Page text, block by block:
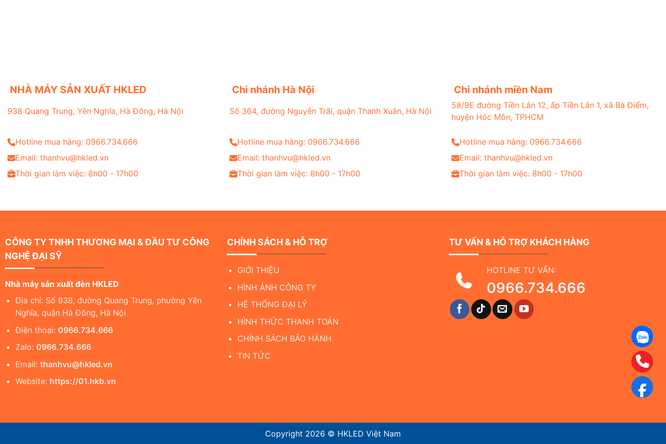
NHÀ MÁY SẢN XUẤT HKLED
938 Quang Trung, Yên Nghĩa, Hà Đông, Hà Nội
Hotline mua hàng: 0966.734.666
Email: thanhvu@hkled.vn
Thời gian làm việc: 8h00 - 17h00
Chi nhánh Hà Nội
Số 364, đường Nguyễn Trãi, quận Thanh Xuân, Hà Nội
Hotline mua hàng: 0966.734.666
Email: thanhvu@hkled.vn
Thời gian làm việc: 8h00 - 17h00
Chi nhánh miền Nam
58/9E đường Tiền Lân 12, ấp Tiền Lân 1, xã Bà Điểm,
huyện Hóc Môn, TPHCM
Hotline mua hàng: 0966.734.666
Email: thanhvu@hkled.vn
Thời gian làm việc: 8h00 - 17h00
CÔNG TY TNHH THƯƠNG MẠI & ĐẦU TƯ CÔNG
NGHỆ ĐẠI SỸ
Nhà máy sản xuất đèn HKLED
Địa chỉ: Số 938, đường Quang Trung, phường Yên
Nghĩa, quận Hà Đông, Hà Nội
Điện thoại: 0966.734.666
Zalo: 0966.734.666
Email: thanhvu@hkled.vn
Website: https://01.hkb.vn
CHÍNH SÁCH & HỖ TRỢ
GIỚI THIỆU
HÌNH ẢNH CÔNG TY
HỆ THỐNG ĐẠI LÝ
HÌNH THỨC THANH TOÁN
CHÍNH SÁCH BẢO HÀNH
TIN TỨC
TƯ VẤN & HỖ TRỢ KHÁCH HÀNG
HOTLINE TƯ VẤN:
0966.734.666
Copyright 2026 © HKLED Việt Nam